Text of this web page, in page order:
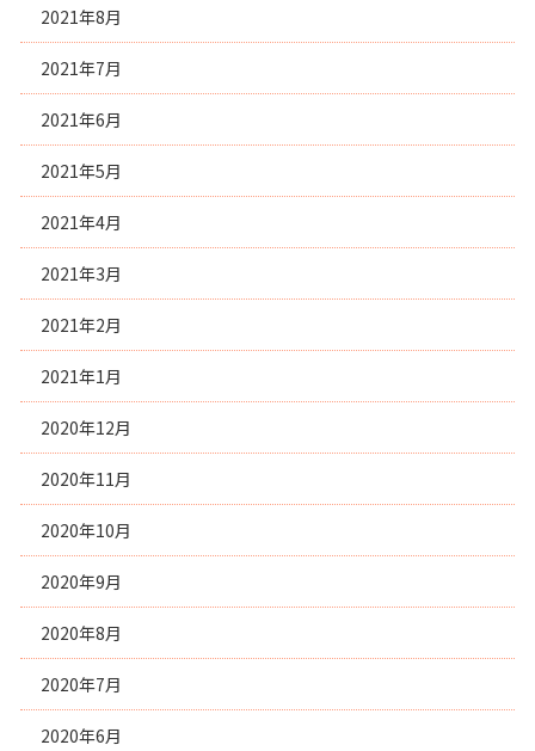
2021年8月
2021年7月
2021年6月
2021年5月
2021年4月
2021年3月
2021年2月
2021年1月
2020年12月
2020年11月
2020年10月
2020年9月
2020年8月
2020年7月
2020年6月